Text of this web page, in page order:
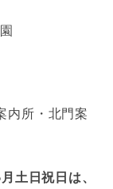
内所・北門案
土日祝日は、